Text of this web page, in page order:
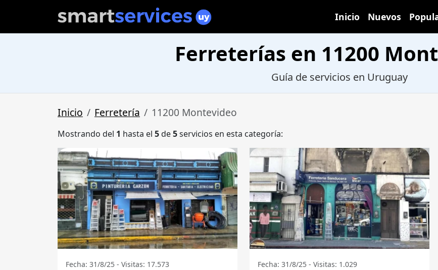
Inicio Nuevos
Ferreterías en 11200
Guía de servicios en Uruguay
Inicio Ferretería 11200 Montevideo
Mostrando del 1 hasta el 5de5servicios en esta categoría:
Fecha: 31/8/25 - Visitas: 17.573 Fecha: 31/8/25 - Visitas: 1.029